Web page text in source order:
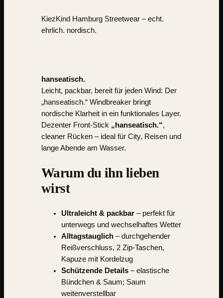
KiezKind Hamburg Streetwear– echt.
ehrlich. nordisch.
hanseatisch.
Leicht, packbar, bereit für jeden Wind: Der
„hanseatisch.“ Windbreaker bringt
nordische Klarheit in ein funktionales Layer.
Dezenter Front-Stick „hanseatisch.“,
cleaner Rücken – ideal für City, Reisen und
lange Abende am Wasser.
Warum du ihn lieben
wirst
Ultraleicht & packbar– perfekt für
unterwegs und wechselhaftes Wetter
Alltagstauglich– durchgehender
Reißverschluss, 2 Zip-Taschen,
Kapuze mit Kordelzug
Schützende Details– elastische
Bündchen & Saum; Saum
weitenverstellbar